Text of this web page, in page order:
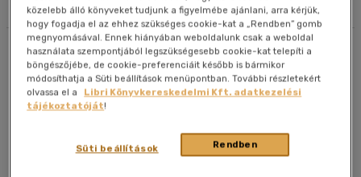
Szűrés Rendezés
Megjelenítés
20 db / oldal
40 db / oldal
Alkalmaz
Összesen4db
közelebb álló könyveket tudjunk a figyelmébe ajánlani, arra kérjük,
hogy fogadja el az ehhez szükséges cookie-kat a „Rendben” gomb
megnyomásával. Ennek hiányában weboldalunk csak a weboldal
használata szempontjából legszükségesebb cookie-kat telepíti a
böngészőjébe, de cookie-preferenciáit később is bármikor
módosíthatja a Süti beállítások menüpontban. További részletekért
olvassa el a
Libri Könyvkereskedelmi Kft. adatkezelési
tájékoztatóját!
Rendben
Süti beállítások